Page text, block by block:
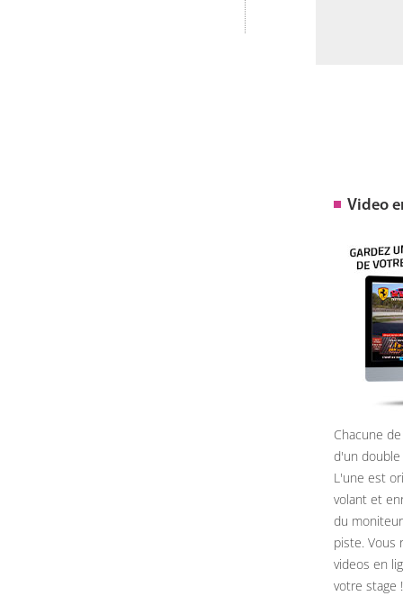
Video
Chacune
d'un
L'une est
volant et
du
piste. Vous
videos en
votre stage !